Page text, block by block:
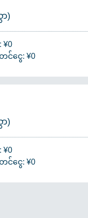
)
¥0
င်ငွေ: ¥0
)
¥0
င်ငွေ: ¥0